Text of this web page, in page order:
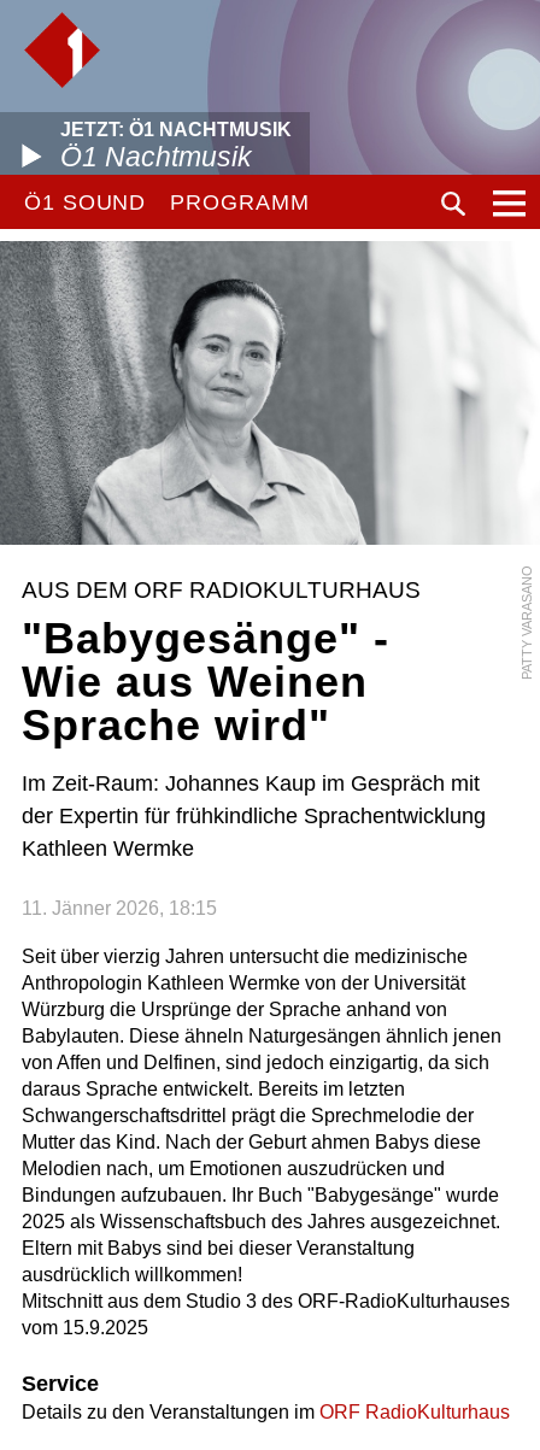
JETZT: Ö1 NACHTMUSIK
Ö1 Nachtmusik
Ö1 SOUND PROGRAMM
PATTY VARASANO
AUS DEM ORF RADIOKULTURHAUS
"Babygesänge" -
Wie aus Weinen
Sprache wird"
Im Zeit-Raum: Johannes Kaup im Gespräch mit
der Expertin für frühkindliche Sprachentwicklung
Kathleen Wermke
11. Jänner 2026, 18:15
Seit über vierzig Jahren untersucht die medizinische
Anthropologin Kathleen Wermke von der Universität
Würzburg die Ursprünge der Sprache anhand von
Babylauten. Diese ähneln Naturgesängen ähnlich jenen
von Affen und Delfinen, sind jedoch einzigartig, da sich
daraus Sprache entwickelt. Bereits im letzten
Schwangerschaftsdrittel prägt die Sprechmelodie der
Mutter das Kind. Nach der Geburt ahmen Babys diese
Melodien nach, um Emotionen auszudrücken und
Bindungen aufzubauen. Ihr Buch "Babygesänge" wurde
2025 als Wissenschaftsbuch des Jahres ausgezeichnet.
Eltern mit Babys sind bei dieser Veranstaltung
ausdrücklich willkommen!
Mitschnitt aus dem Studio 3 des ORF-RadioKulturhauses
vom 15.9.2025
Service
Details zu den Veranstaltungen im ORF RadioKulturhaus